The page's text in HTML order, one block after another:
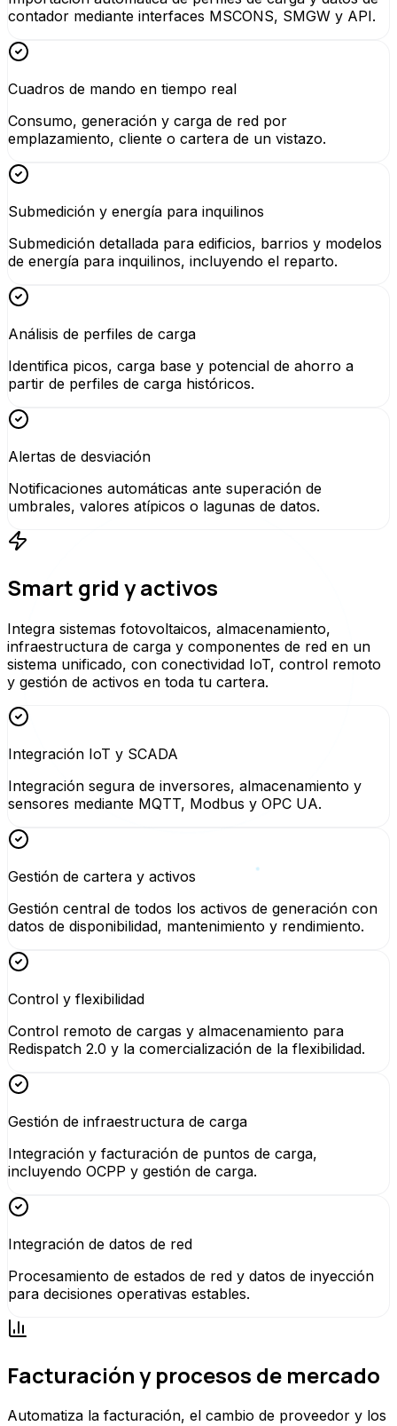
contador mediante interfaces MSCONS, SMGW y API.
Cuadros de mando en tiempo real
Consumo, generación y carga de red por
emplazamiento, cliente o cartera de un vistazo.
Submedición y energía para inquilinos
Submedición detallada para edificios, barrios y modelos
de energía para inquilinos, incluyendo el reparto.
Análisis de perfiles de carga
Identifica picos, carga base y potencial de ahorro a
partir de perfiles de carga históricos.
Alertas de desviación
Notificaciones automáticas ante superación de
umbrales, valores atípicos o lagunas de datos.
Smart grid y activos
Integra sistemas fotovoltaicos, almacenamiento,
infraestructura de carga y componentes de red en un
sistema unificado, con conectividad IoT, control remoto
y gestión de activos en toda tu cartera.
Integración IoT y SCADA
Integración segura de inversores, almacenamiento y
sensores mediante MQTT, Modbus y OPC UA.
Gestión de cartera y activos
Gestión central de todos los activos de generación con
datos de disponibilidad, mantenimiento y rendimiento.
Control y flexibilidad
Control remoto de cargas y almacenamiento para
Redispatch 2.0 y la comercialización de la flexibilidad.
Gestión de infraestructura de carga
Integración y facturación de puntos de carga,
incluyendo OCPP y gestión de carga.
Integración de datos de red
Procesamiento de estados de red y datos de inyección
para decisiones operativas estables.
Facturación y procesos de mercado
Automatiza la facturación, el cambio de proveedor y los